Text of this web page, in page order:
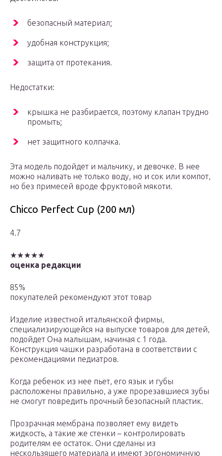
безопасный материал;
удобная конструкция;
защита от протекания.
Недостатки:
крышка не разбирается, поэтому клапан трудно
промыть;
нет защитного колпачка.
Эта модель подойдет и мальчику, и девочке. В нее
можно наливать не только воду, но и сок или компот,
но без примесей вроде фруктовой мякоти.
Chicco Perfect Cup (200 мл)
4.7
★★★★★
оценка редакции
85%
покупателей рекомендуют этот товар
Изделие известной итальянской фирмы,
специализирующейся на выпуске товаров для детей,
подойдет Она малышам, начиная с 1 года.
Конструкция чашки разработана в соответствии с
рекомендациями педиатров.
Когда ребенок из нее пьет, его язык и губы
расположены правильно, а уже прорезавшиеся зубы
не смогут повредить прочный безопасный пластик.
Прозрачная мембрана позволяет ему видеть
жидкость, а такие же стенки – контролировать
родителям ее остаток. Они сделаны из
нескользящего материала и имеют эргономичную